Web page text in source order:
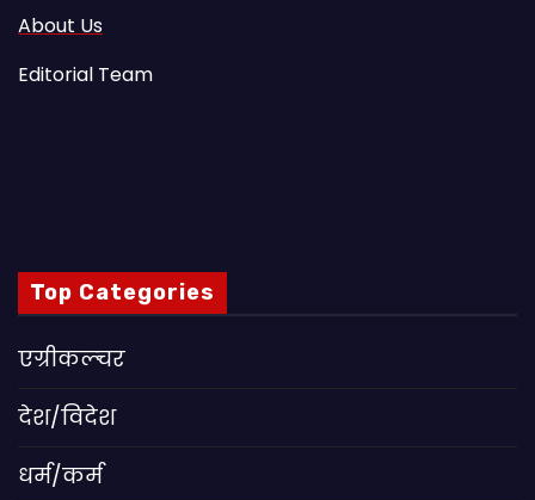
About Us
Editorial Team
Top Categories
एग्रीकल्चर
देश/विदेश
धर्म/कर्म